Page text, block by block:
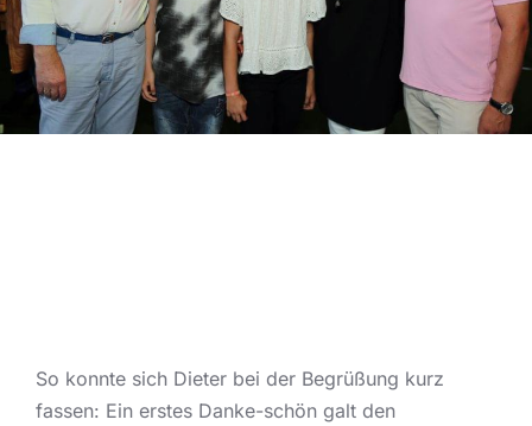
So konnte sich Dieter bei der Begrüßung kurz
fassen: Ein erstes Danke-schön galt den